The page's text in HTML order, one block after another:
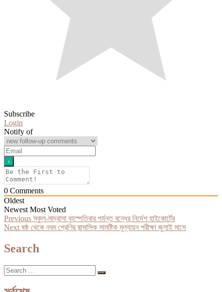
Subscribe
Login
Notify of
0 Comments
Oldest
Newest Most Voted
Post
navigation
PreviousPrevious
post:
স্কুল-মাদ্রাসা বৃহস্পতিবার পর্যন্ত বন্ধের নির্দেশ হাইকোর্টের
Next Next
ষষ্ঠ থেকে নবম শ্রেণির ষান্মাসিক সামষ্টিক মূল্যায়ন পরীক্ষা জুলাই মাসে
Search
Search
…